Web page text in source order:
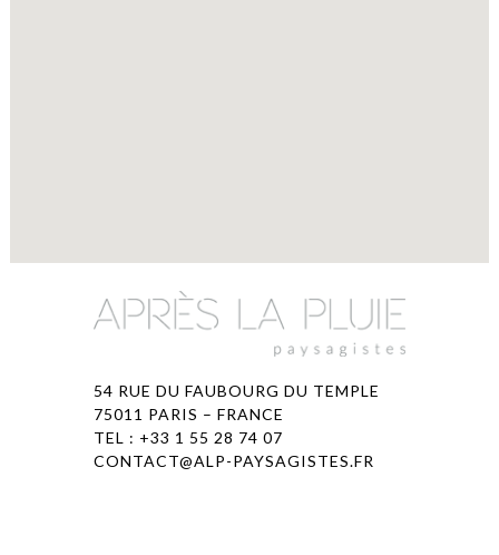
54 RUE DU FAUBOURG DU TEMPLE
75011 PARIS – FRANCE
TEL : +33 1 55 28 74 07
CONTACT@ALP-PAYSAGISTES.FR